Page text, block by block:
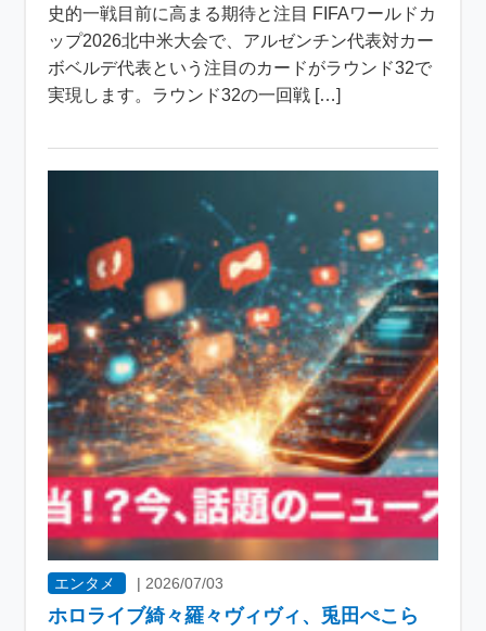
史的一戦目前に高まる期待と注目 FIFAワールドカ
ップ2026北中米大会で、アルゼンチン代表対カー
ボベルデ代表という注目のカードがラウンド32で
実現します。ラウンド32の一回戦 […]
エンタメ | 2026/07/03
ホロライブ綺々羅々ヴィヴィ、兎田ぺこら